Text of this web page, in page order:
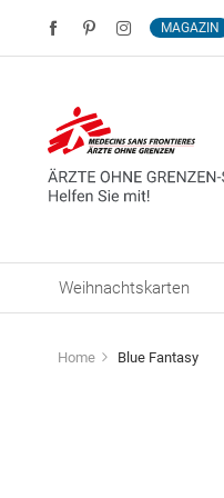
MAGAZIN
Weihnachtskarten
Home Blue Fantasy